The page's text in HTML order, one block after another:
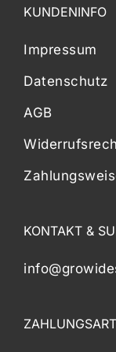
KUNDENINFO
Impressum
Datenschutz
AGB
KONTAKT &